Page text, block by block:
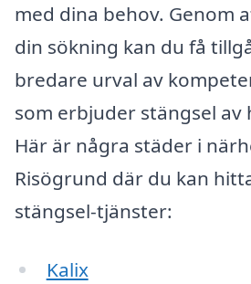
med dina behov. Genom
din sökning kan du få
bredare urval av
som erbjuder stängsel av
Här är några städer i
Risögrund där du kan
stängsel-tjänster:
Kalix